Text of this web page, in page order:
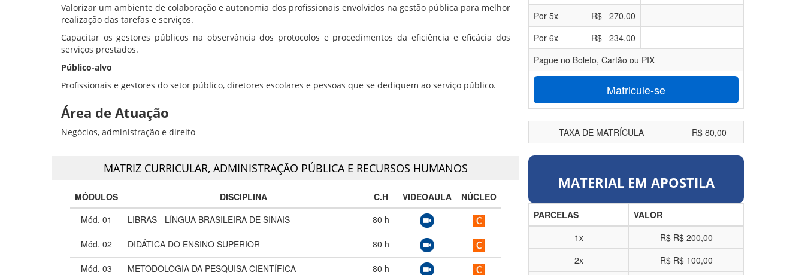
Valorizar um ambiente de colaboração e autonomia dos profissionais envolvidos na gestão pública para melhor
realização das tarefas e serviços.
Capacitar os gestores públicos na observância dos protocolos e procedimentos da eficiência e eficácia dos
serviços prestados.
Público-alvo
Profissionais e gestores do setor público, diretores escolares e pessoas que se dediquem ao serviço público.
Área de Atuação
Negócios, administração e direito
MATRIZ CURRICULAR, ADMINISTRAÇÃO PÚBLICA E RECURSOS HUMANOS
MÓDULOS DISCIPLINA C.H VIDEOAULA
NÚCLEO
Mód. 01
LIBRAS - LÍNGUA BRASILEIRA DE SINAIS 80 h
Mód. 02 DIDÁTICA DO ENSINO SUPERIOR 80 h
Mód. 03 METODOLOGIA DA PESQUISA CIENTÍFICA 80 h
Por 5x R$ 270,00
Por 6x R$ 234,00
Pague no Boleto, Cartão ou PIX
Matricule-se
TAXA DE MATRÍCULA R$ 80,00
MATERIAL EM APOSTILA
PARCELAS
VALOR
1x
R$ R$ 200,00
2x
R$ R$ 100,00